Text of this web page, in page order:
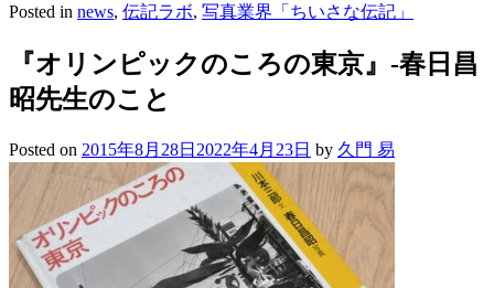
Posted in news, 伝記ラボ, 写真業界「ちいさな伝記」
『オリンピックのころの東京』-春日昌
昭先生のこと
Posted on 2015年8月28日 2022年4月23日 by 久門 易